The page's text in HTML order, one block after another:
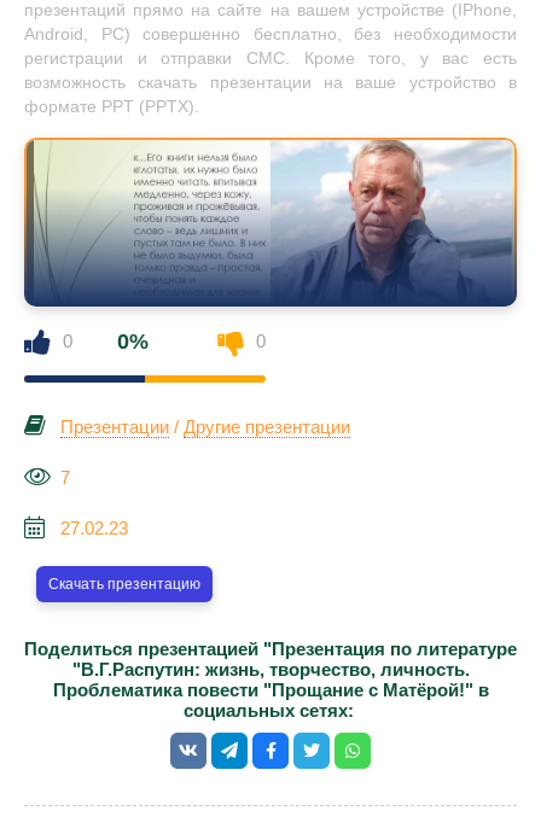
презентаций прямо на сайте на вашем устройстве (IPhone,
Android, PC) совершенно бесплатно, без необходимости
регистрации и отправки СМС. Кроме того, у вас есть
возможность скачать презентации на ваше устройство в
формате PPT (PPTX).
0 0% 0
Презентации / Другие презентации
7
27.02.23
Скачать презентацию
Поделиться презентацией "Презентация по литературе
"В.Г.Распутин: жизнь, творчество, личность.
Проблематика повести "Прощание с Матёрой!" в
социальных сетях: